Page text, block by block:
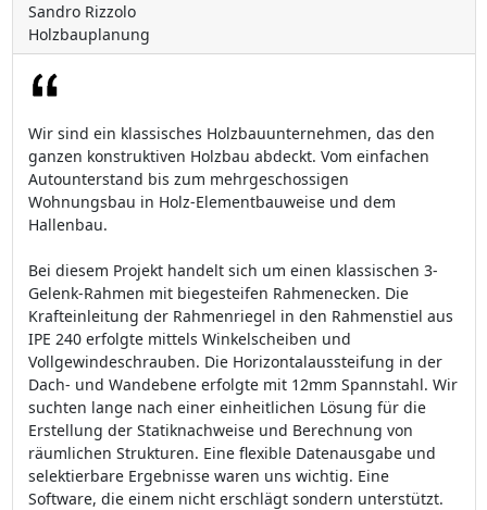
Sandro Rizzolo
Holzbauplanung
Wir sind ein klassisches Holzbauunternehmen, das den
ganzen konstruktiven Holzbau abdeckt. Vom einfachen
Autounterstand bis zum mehrgeschossigen
Wohnungsbau in Holz-Elementbauweise und dem
Hallenbau.
Bei diesem Projekt handelt sich um einen klassischen 3-
Gelenk-Rahmen mit biegesteifen Rahmenecken. Die
Krafteinleitung der Rahmenriegel in den Rahmenstiel aus
IPE 240 erfolgte mittels Winkelscheiben und
Vollgewindeschrauben. Die Horizontalaussteifung in der
Dach- und Wandebene erfolgte mit 12mm Spannstahl. Wir
suchten lange nach einer einheitlichen Lösung für die
Erstellung der Statiknachweise und Berechnung von
räumlichen Strukturen. Eine flexible Datenausgabe und
selektierbare Ergebnisse waren uns wichtig. Eine
Software, die einem nicht erschlägt sondern unterstützt.